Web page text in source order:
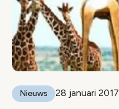
Nieuws 28 januari 2017